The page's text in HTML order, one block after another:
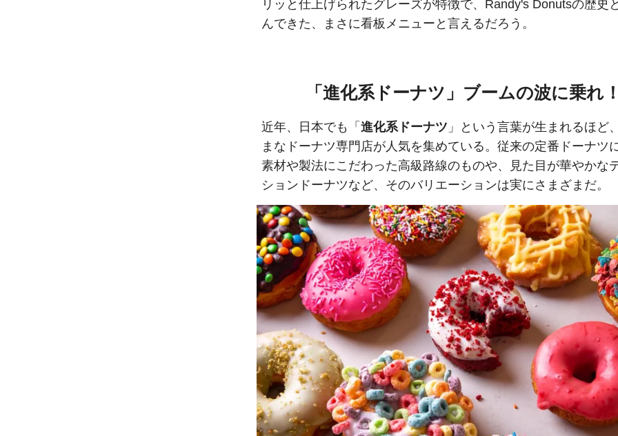
リッと仕上げられたグレーズが特徴で、Randy's Donutsの歴史
んできた、まさに看板メニューと言えるだろう。
「進化系ドーナツ」ブームの波に乗れ！
近年、日本でも「 進化系ドーナツ 」という言葉が生まれるほど
まなドーナツ専門店が人気を集めている。従来の定番ドーナツ
素材や製法にこだわった高級路線のものや、見た目が華やかな
ションドーナツなど、そのバリエーションは実にさまざまだ。